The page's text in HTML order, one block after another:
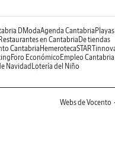
DModaAgenda Cantabria Playas
Restaurantes en Cantabria De tiendas
CantabriaHemeroteca
Foro Económico Empleo Cantabria
Navidad Lotería del Niño
Webs de Vocento